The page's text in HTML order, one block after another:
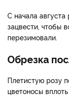
С начала
зацвести, чтобы
перезимовали.
Обрезка
Плетистую розу
цветоносы